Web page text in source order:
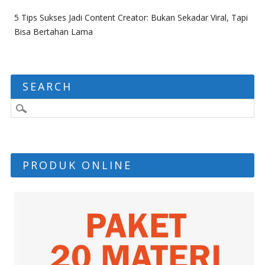
5 Tips Sukses Jadi Content Creator: Bukan Sekadar Viral, Tapi
Bisa Bertahan Lama
SEARCH
PRODUK ONLINE